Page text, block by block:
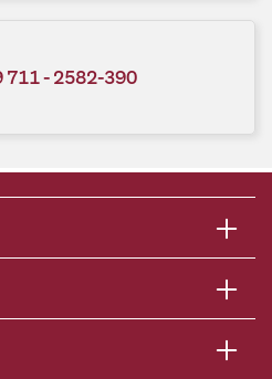
711 - 2582-390